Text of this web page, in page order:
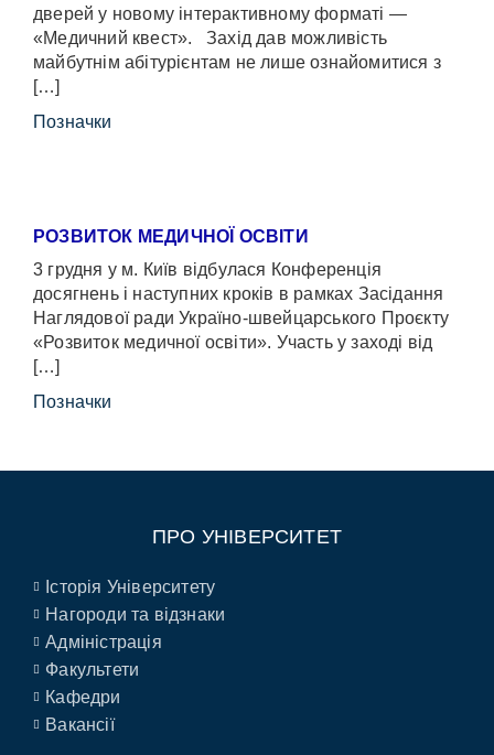
дверей у новому інтерактивному форматі —
«Медичний квест». Захід дав можливість
майбутнім абітурієнтам не лише ознайомитися з
[…]
Позначки
РОЗВИТОК МЕДИЧНОЇ ОСВІТИ
3 грудня у м. Київ відбулася Конференція
досягнень і наступних кроків в рамках Засідання
Наглядової ради Україно-швейцарського Проєкту
«Розвиток медичної освіти». Участь у заході від
[…]
Позначки
ПРО УНІВЕРСИТЕТ
Історія Університету
Нагороди та відзнаки
Адміністрація
Факультети
Кафедри
Вакансії